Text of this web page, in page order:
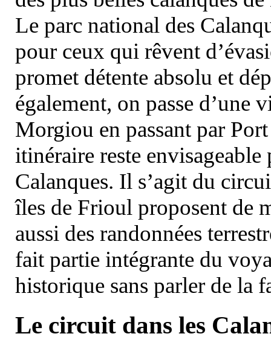
Le parc national des
pour ceux qui rêvent
promet détente absolu et
également, on passe d’une
Morgiou en passant par
itinéraire reste
Calanques. Il s’agit du
îles de Frioul proposent de
aussi des randonnées
fait partie intégrante du
historique sans parler de la
Le circuit dans les